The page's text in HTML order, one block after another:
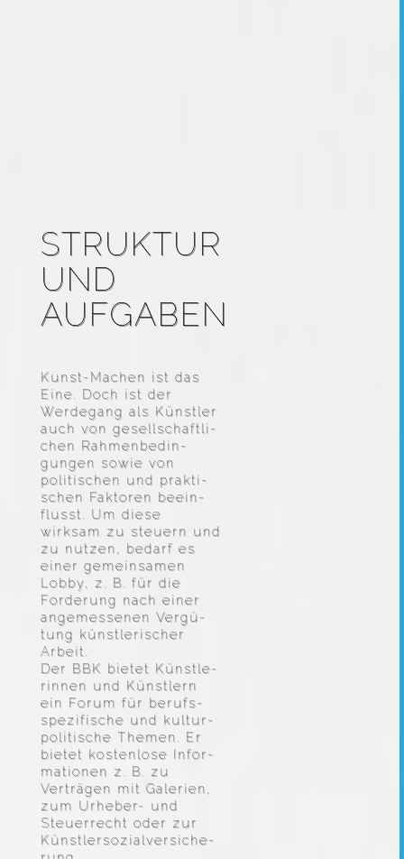
STRUKTUR
UND
AUFGABEN
Kunst-Machen ist das
Eine. Doch ist der
Werde­gang als Künstler
auch von gesell­schaft­li­
chen Rahmen­be­din­
gungen sowie von
politi­schen und prakti­
schen Faktoren beein­
flusst. Um diese
wirksam zu steuern und
zu nutzen, bedarf es
einer gemein­samen
Lobby, z. B. für die
Forde­rung nach einer
angemes­senen Vergü­
tung künst­le­ri­scher
Arbeit.
Der BBK bietet Künst­le­
rinnen und Künst­lern
ein Forum für berufs­
spe­zi­fi­sche und kultur­
po­li­ti­sche Themen. Er
bietet kosten­lose Infor­
ma­tionen z. B. zu
Verträgen mit Galerien,
zum Urheber- und
Steuer­recht oder zur
Künst­ler­so­zi­al­ver­si­che­